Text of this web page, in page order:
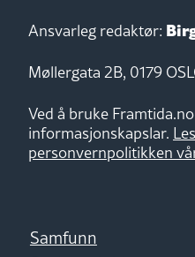
Ansvarleg redaktør:
Møllergata 2B, 0179
Ved å bruke
informasjonskapslar.
personvernpolitikken
Samfunn